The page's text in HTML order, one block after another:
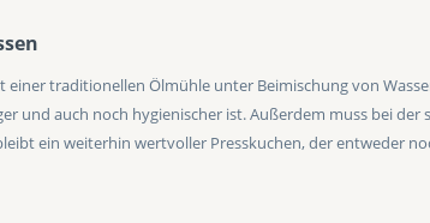
traditionellen Ölmühle unter Beimischung von
und auch noch hygienischer ist. Außerdem muss bei
ein weiterhin wertvoller Presskuchen, der entweder